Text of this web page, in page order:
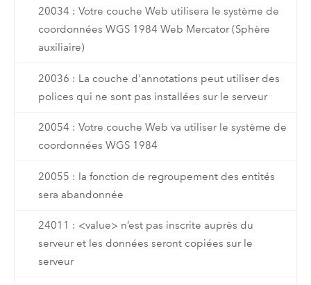
20034 : Votre couche Web utilisera le système de
coordonnées WGS 1984 Web Mercator (Sphère
auxiliaire)
20036 : La couche d'annotations peut utiliser des
polices qui ne sont pas installées sur le serveur
20054 : Votre couche Web va utiliser le système de
coordonnées WGS 1984
20055 : la fonction de regroupement des entités
sera abandonnée
24011 : <value> n’est pas inscrite auprès du
serveur et les données seront copiées sur le
serveur